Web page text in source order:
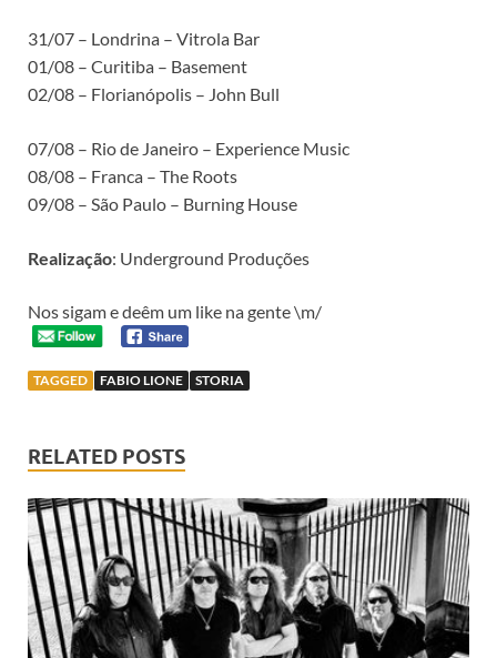
31/07 – Londrina – Vitrola Bar
01/08 – Curitiba – Basement
02/08 – Florianópolis – John Bull
07/08 – Rio de Janeiro – Experience Music
08/08 – Franca – The Roots
09/08 – São Paulo – Burning House
Realização: Underground Produções
Nos sigam e deêm um like na gente \m/
TAGGED FABIO LIONE STORIA
RELATED POSTS